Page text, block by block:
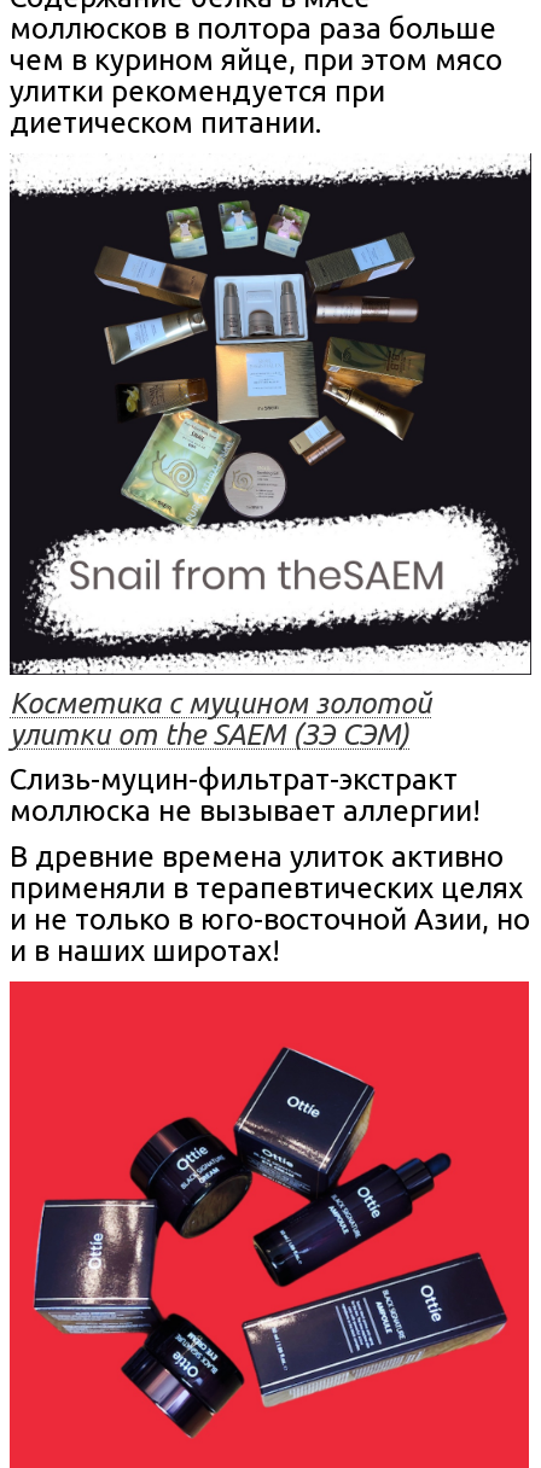
моллюсков в полтора раза больше
чем в курином яйце, при этом мясо
улитки рекомендуется при
диетическом питании.
Косметика с муцином золотой
улитки от the SAEM (ЗЭ СЭМ)
Слизь-муцин-фильтрат-экстракт
моллюска не вызывает аллергии!
В древние времена улиток активно
применяли в терапевтических целях
и не только в юго-восточной Азии, но
и в наших широтах!